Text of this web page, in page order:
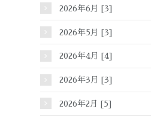
2026年6月 [3]
2026年5月 [3]
2026年4月 [4]
2026年3月 [3]
2026年2月 [5]